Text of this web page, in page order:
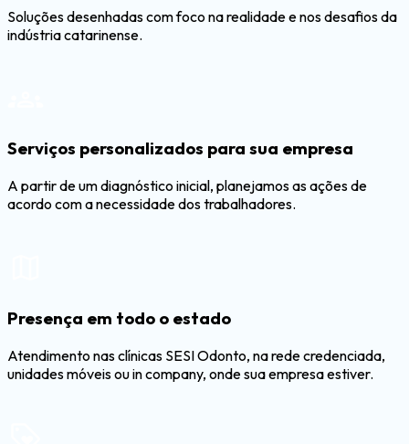
Soluções desenhadas com foco na realidade e nos desafios da
indústria catarinense.
Serviços personalizados para sua empresa
A partir de um diagnóstico inicial, planejamos as ações de
acordo com a necessidade dos trabalhadores.
Presença em todo o estado
Atendimento nas clínicas SESI Odonto, na rede credenciada,
unidades móveis ou in company, onde sua empresa estiver.